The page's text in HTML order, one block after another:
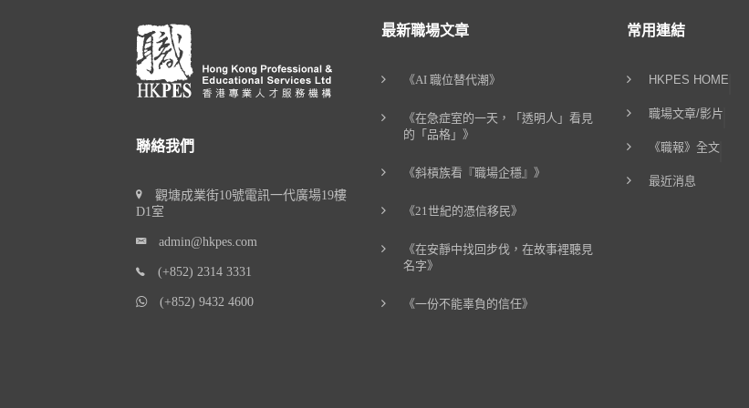
聯絡我們
觀塘成業街10號電訊一代廣場19樓
D1室
admin@hkpes.com
(+852) 2314 3331
(+852) 9432 4600
最新職場文章
《AI 職位替代潮》
《在急症室的一天，「透明人」看見
的「品格」》
《斜槓族看『職場企穩』》
《21世紀的憑信移民》
《在安靜中找回步伐，在故事裡聽見
名字》
《一份不能辜負的信任》
常用連結
HKPES HOME
職場文章/影片
《職報》全文
最近消息